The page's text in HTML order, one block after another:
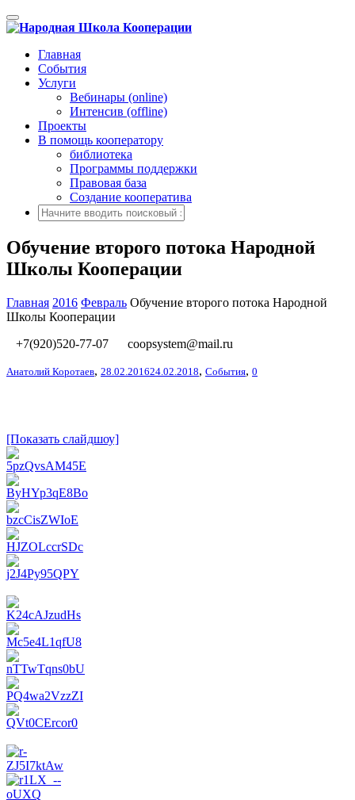
Переключение
навигации
Главная
События
Услуги
Вебинары (online)
Интенсив (offline)
Проекты
В помощь кооператору
библиотека
Программы поддержки
Правовая база
Создание кооператива
Обучение второго потока Народной
Школы Кооперации
Главная 2016 Февраль Обучение второго потока Народной
Школы Кооперации
+7(920)520-77-07
coopsystem@mail.ru
Анатолий Коротаев, 28.02.201624.02.2018, События, 0
[Показать слайдшоу]